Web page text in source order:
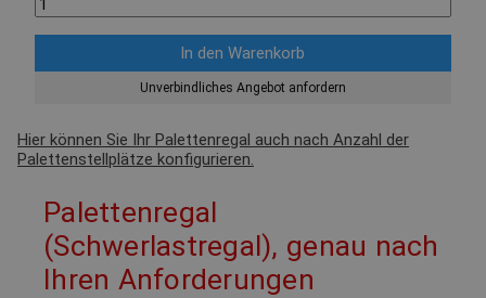
Unverbindliches Angebot anfordern
Hier können Sie Ihr Palettenregal auch nach Anzahl der
Palettenstellplätze konfigurieren.
Palettenregal
(Schwerlastregal), genau nach
Ihren Anforderungen